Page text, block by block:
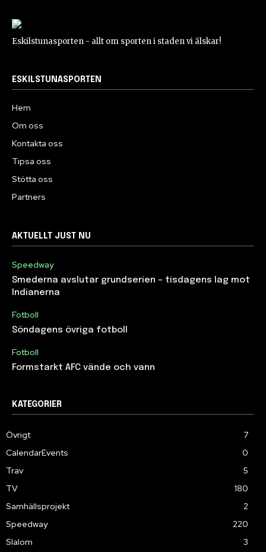
Eskilstunasporten - allt om sporten i staden vi älskar!
ESKILSTUNASPORTEN
Hem
Om oss
Kontakta oss
Tipsa oss
Stötta oss
Partners
AKTUELLT JUST NU
Speedway
Smederna avslutar grundserien – tisdagens lag mot
Indianerna
Fotboll
Söndagens övriga fotboll
Fotboll
Formstarkt AFC vände och vann
KATEGORIER
Övrigt
7
CalendarEvents
0
Trav
5
TV
180
Samhällsprojekt
2
Speedway
220
Slalom
3